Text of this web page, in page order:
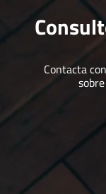
Contacta